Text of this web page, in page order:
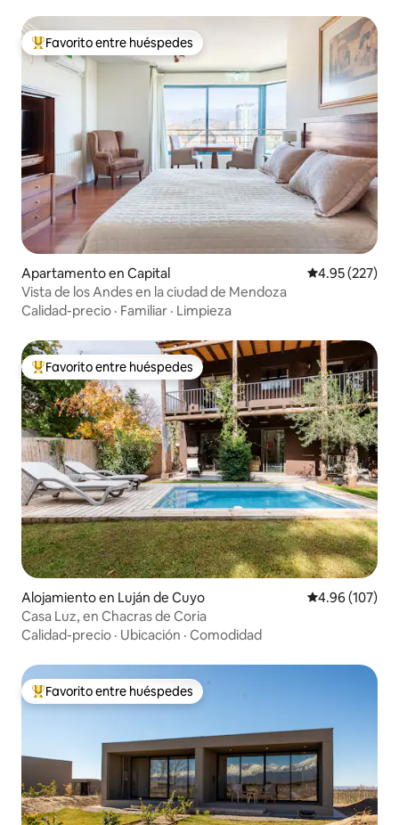
Favorito entre huéspedes preferido
Favorito entre huéspedes
Apartamento en Capital Calificación
4.95 (227)
Vista de los Andes en la ciudad de Mendoza
Calidad-precio · Familiar · Limpieza
Favorito entre huéspedes preferido
Favorito entre huéspedes
Alojamiento en Luján de Cuyo Calificación
4.96 (107)
Casa Luz, en Chacras de Coria
Calidad-precio · Ubicación · Comodidad
Favorito entre huéspedes preferido
Favorito entre huéspedes